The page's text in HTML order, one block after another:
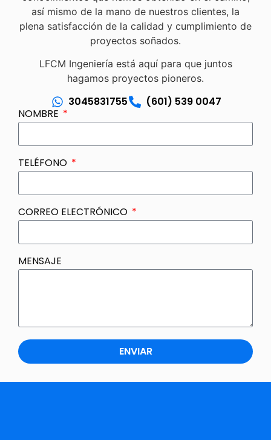
así mismo de la mano de nuestros clientes, la
plena satisfacción de la calidad y cumplimiento de
proyectos soñados.
LFCM Ingeniería está aquí para que juntos
hagamos proyectos pioneros.
3045831755
(601) 539 0047
NOMBRE
TELÉFONO
CORREO ELECTRÓNICO
MENSAJE
ENVIAR